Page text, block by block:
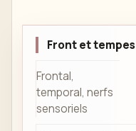
Front et tempes
Frontal,
temporal, nerfs
sensoriels